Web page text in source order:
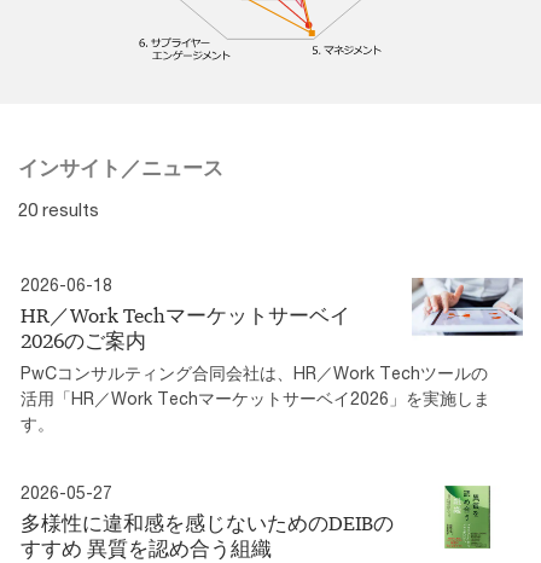
インサイト／ニュース
20 results
2026-06-18
HR／Work Techマーケットサーベイ
2026のご案内
PwCコンサルティング合同会社は、HR／Work Techツールの
活用「HR／Work Techマーケットサーベイ2026」を実施しま
す。
2026-05-27
多様性に違和感を感じないためのDEIBの
すすめ 異質を認め合う組織